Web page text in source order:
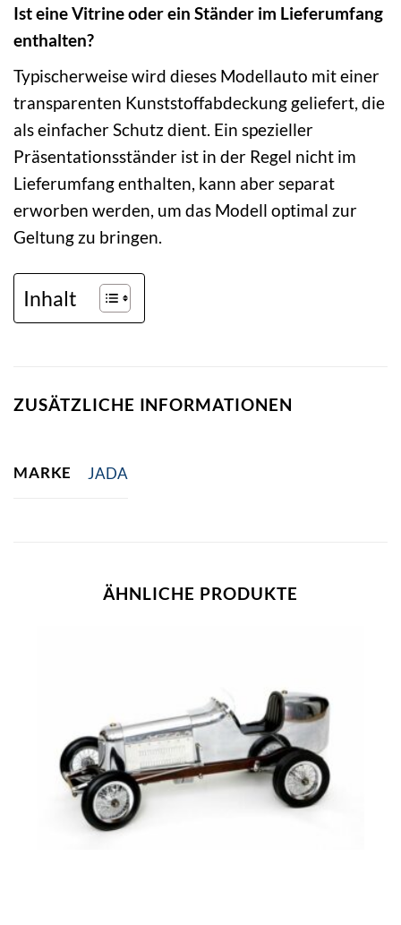
Ist eine Vitrine oder ein Ständer im Lieferumfang
enthalten?
Typischerweise wird dieses Modellauto mit einer
transparenten Kunststoffabdeckung geliefert, die
als einfacher Schutz dient. Ein spezieller
Präsentationsständer ist in der Regel nicht im
Lieferumfang enthalten, kann aber separat
erworben werden, um das Modell optimal zur
Geltung zu bringen.
Inhalt
ZUSÄTZLICHE INFORMATIONEN
MARKE JADA
ÄHNLICHE PRODUKTE